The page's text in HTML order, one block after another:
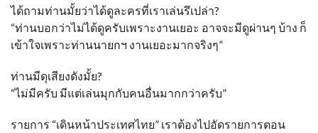
ได้ถามท่านมั้ยว่าได้ดูละครที่เราเล่นรึเปล่า?
“ท่านบอกว่าไม่ได้ดูครับเพราะงานเยอะ อาจจะมีดูผ่านๆ บ้าง ก็
เข้าใจเพราะท่านนายกฯ งานเยอะมากจริงๆ”
ท่านมีดุเสียงดังมั้ย?
“ไม่มีครับ มีแต่เล่นมุกกับคนอื่นมากกว่าครับ”
รายการ “เดินหน้าประเทศไทย” เราต้องไปอัดรายการตอน